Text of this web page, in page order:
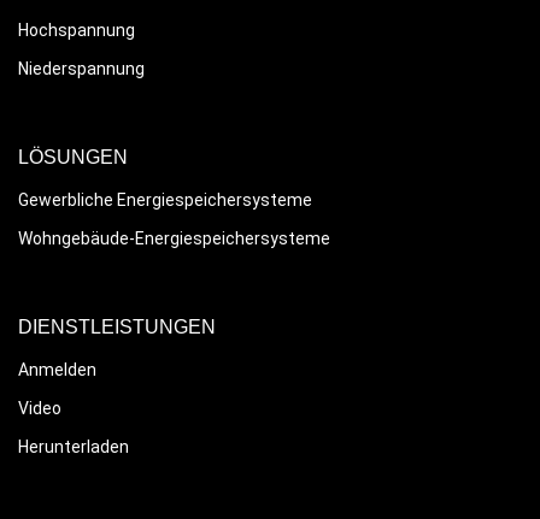
Hochspannung
Niederspannung
LÖSUNGEN
Gewerbliche Energiespeichersysteme
Wohngebäude-Energiespeichersysteme
DIENSTLEISTUNGEN
Anmelden
Video
Herunterladen